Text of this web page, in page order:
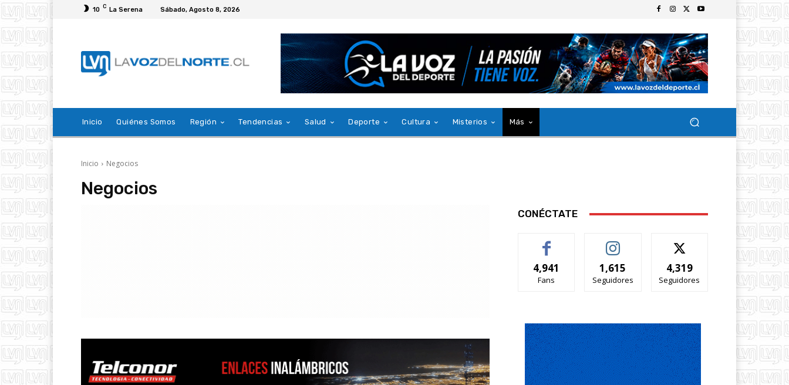
10 C La Serena Sábado, Agosto 8, 2026
Inicio Quiénes Somos Región Tendencias Salud Deporte Cultura Misterios Más
Inicio Negocios
Negocios
CONÉCTATE
4,941
Fans
1,615
Seguidores
4,319
Seguidores